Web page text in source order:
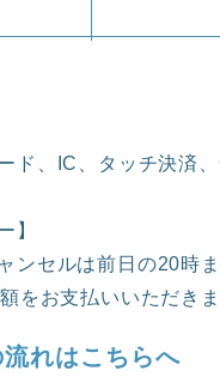
ド、IC、タッチ決済
】
ンセルは前日の20時
をお支払いいただきま
れはこちらへ